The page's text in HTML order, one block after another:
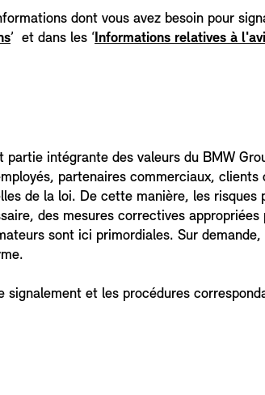
dont vous avez besoin pour
’ et dans les ‘Informations relatives à
intégrante des valeurs du BMW
partenaires commerciaux, clients
de la loi. De cette manière, les risques
des mesures correctives appropriées
sont ici primordiales. Sur
et les procédures